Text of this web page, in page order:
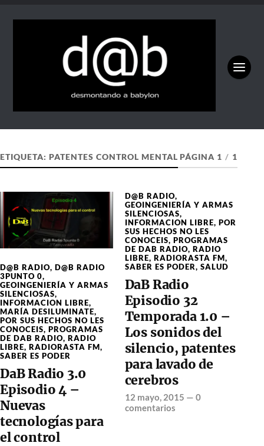
ETIQUETA: PATENTES CONTROL MENTAL PÁGINA 1 / 1
D@B RADIO, D@B RADIO
3PUNTO 0,
GEOINGENIERÍA Y ARMAS
SILENCIOSAS,
INFORMACION LIBRE,
MARÍA DESILUMINATE,
POR SUS HECHOS NO LES
CONOCEIS, PROGRAMAS
DE DAB RADIO, RADIO
LIBRE, RADIORASTA FM,
SABER ES PODER
DaB Radio 3.0
Episodio 4 –
Nuevas
tecnologías para
el control
D@B RADIO,
GEOINGENIERÍA Y ARMAS
SILENCIOSAS,
INFORMACION LIBRE, POR
SUS HECHOS NO LES
CONOCEIS, PROGRAMAS
DE DAB RADIO, RADIO
LIBRE, RADIORASTA FM,
SABER ES PODER, SALUD
DaB Radio
Episodio 32
Temporada 1.0 –
Los sonidos del
silencio, patentes
para lavado de
cerebros
12 mayo, 2015 — 0
comentarios